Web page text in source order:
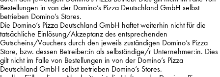
Bestellungen in von der Domino’s Pizza Deutschland GmbH selbst
betrieben Domino’s Stores.
Die Domino’s Pizza Deutschland GmbH haftet weiterhin nicht für die
tatsächliche Einlösung/Akzeptanz des entsprechenden
Gutscheins/Vouchers durch den jeweils zuständigen Domino’s Pizza
Store, bzw. dessen Betreiber:in als selbständige/r Unternehmer:in. Dies
gilt nicht im Falle von Bestellungen in von der Domino’s Pizza
Deutschland GmbH selbst betrieben Domino’s Stores.